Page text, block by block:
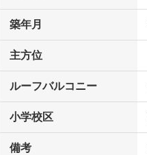
築年月
主方位
ルーフバルコニー
小学校区
備考